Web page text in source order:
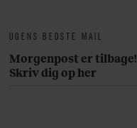
UGENS BEDSTE MAIL
Morgenpost er tilbage!
Skriv dig op her